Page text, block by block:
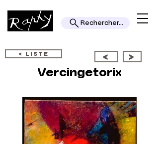
Rechercher...
< LISTE < >
Vercingetorix